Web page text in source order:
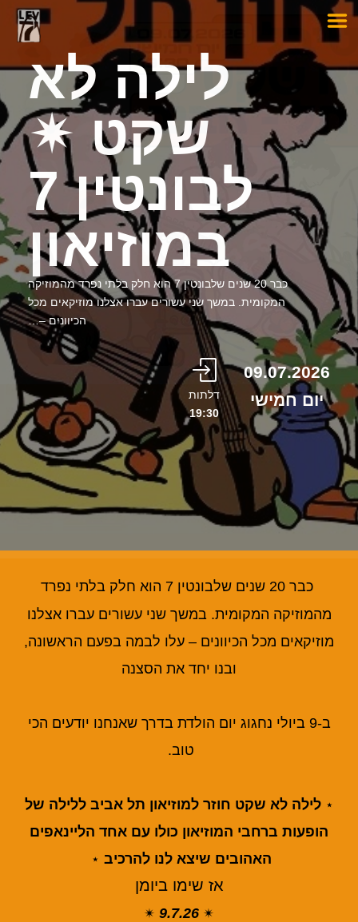
לילה לא
שקט ✴︎
לבונטין 7
במוזיאון
כבר 20 שנים שלבונטין 7 הוא חלק בלתי נפרד מהמוזיקה
המקומית. במשך שני עשורים עברו אצלנו מוזיקאים מכל
הכיוונים –…
09.07.2026
יום חמישי
דלתות
19:30
כבר 20 שנים שלבונטין 7 הוא חלק בלתי נפרד
מהמוזיקה המקומית. במשך שני עשורים עברו אצלנו
מוזיקאים מכל הכיוונים – עלו לבמה בפעם הראשונה,
ובנו יחד את הסצנה
ב-9 ביולי נחגוג יום הולדת בדרך שאנחנו יודעים הכי
טוב.
⋆לילה לא שקט חוזר למוזיאון תל אביב ללילה של
הופעות ברחבי המוזיאון כולו עם אחד הליינאפים
האהובים שיצא לנו להרכיב ⋆
אז שימו ביומן
✴︎
9.7.26
✴︎